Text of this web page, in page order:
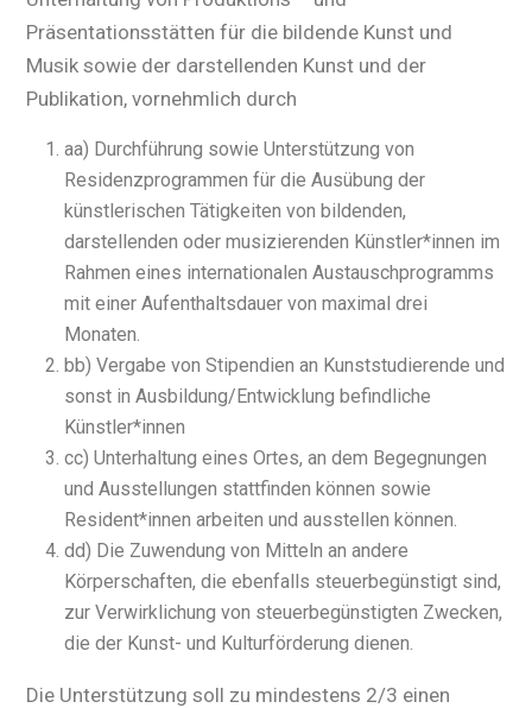
Präsentationsstätten für die bildende Kunst und
Musik sowie der darstellenden Kunst und der
Publikation, vornehmlich durch
aa) Durchführung sowie Unterstützung von
Residenzprogrammen für die Ausübung der
künstlerischen Tätigkeiten von bildenden,
darstellenden oder musizierenden Künstler*innen im
Rahmen eines internationalen Austauschprogramms
mit einer Aufenthaltsdauer von maximal drei
Monaten.
bb) Vergabe von Stipendien an Kunststudierende und
sonst in Ausbildung/Entwicklung befindliche
Künstler*innen
cc) Unterhaltung eines Ortes, an dem Begegnungen
und Ausstellungen stattfinden können sowie
Resident*innen arbeiten und ausstellen können.
dd) Die Zuwendung von Mitteln an andere
Körperschaften, die ebenfalls steuerbegünstigt sind,
zur Verwirklichung von steuerbegünstigten Zwecken,
die der Kunst- und Kulturförderung dienen.
Die Unterstützung soll zu mindestens 2/3 einen